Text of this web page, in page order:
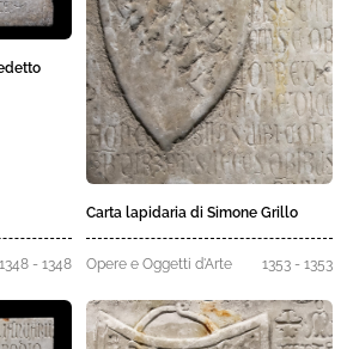
1348 - 1348
Carta lapidaria di Simone Grillo
Opere e Oggetti d'Arte 1353 - 1353